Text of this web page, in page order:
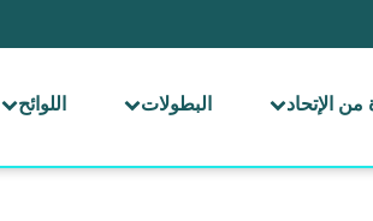
من الإتحاد البطولات اللوائح